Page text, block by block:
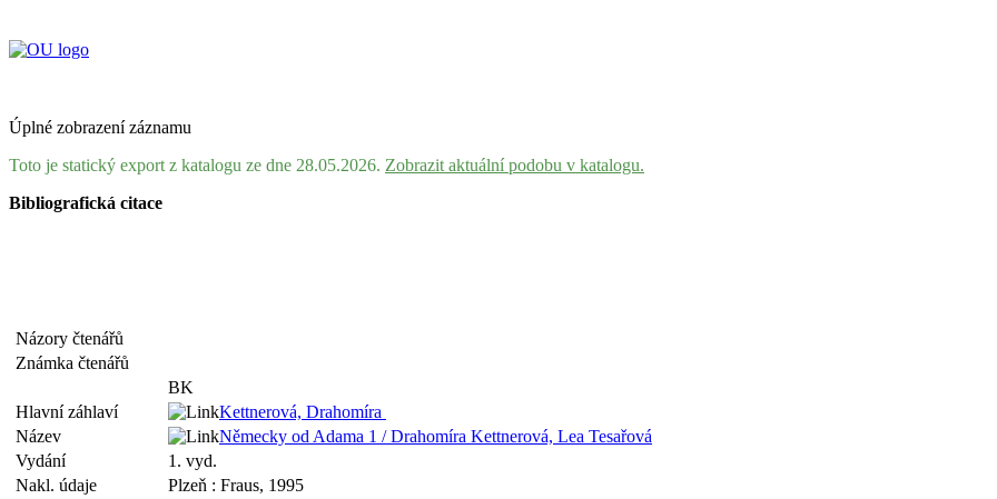
Úplné zobrazení záznamu
Toto je statický export z katalogu ze dne 28.05.2026. Zobrazit aktuální podobu v katalogu.
Bibliografická citace
Názory čtenářů
Známka čtenářů
BK
Hlavní záhlaví
Kettnerová, Drahomíra
Název
Německy od Adama 1 / Drahomíra Kettnerová, Lea Tesařová
Vydání
1. vyd.
Nakl. údaje
Plzeň : Fraus, 1995